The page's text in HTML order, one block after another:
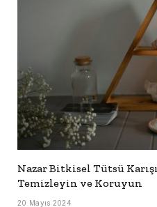
Nazar Bitkisel Tütsü
Temizleyin ve Koruyun
20 Mayıs 2024